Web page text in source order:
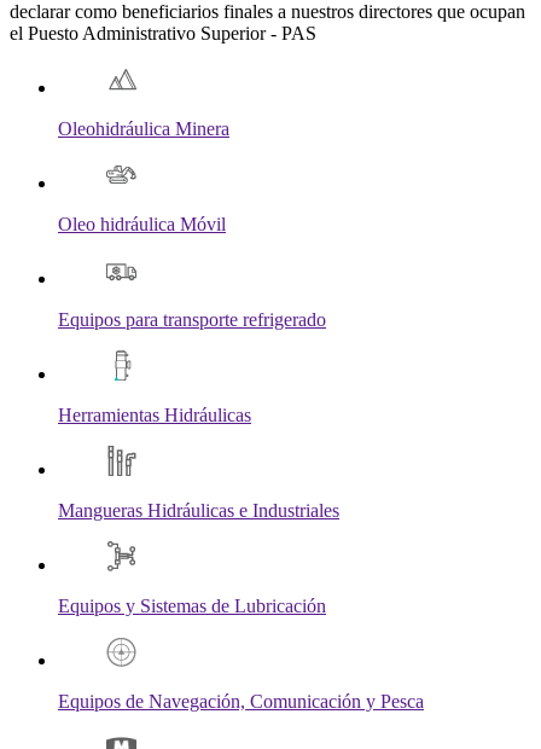
declarar como beneficiarios finales a nuestros directores que ocupan
el Puesto Administrativo Superior - PAS
Oleohidráulica Minera
Oleo hidráulica Móvil
Equipos para transporte refrigerado
Herramientas Hidráulicas
Mangueras Hidráulicas e Industriales
Equipos y Sistemas de Lubricación
Equipos de Navegación, Comunicación y Pesca